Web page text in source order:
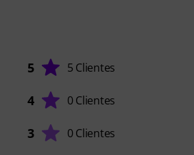
5 5 Clientes
4 0 Clientes
3 0 Clientes